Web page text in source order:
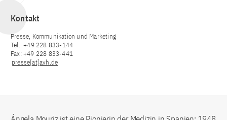
Kontakt
Presse, Kommunikation und Marketing
Tel.: +49 228 833-144
Fax: +49 228 833-441
presse[at]avh.de